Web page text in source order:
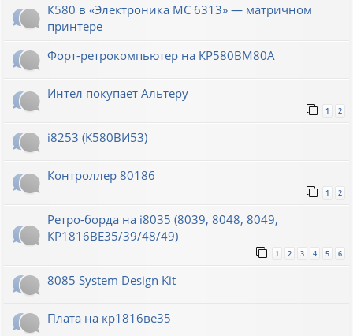
К580 в «Электроника МС 6313» — матричном
принтере
Форт-ретрокомпьютер на КР580ВМ80А
Интел покупает Альтеру
1 2
i8253 (K580ВИ53)
Контроллер 80186
1 2
Ретро-борда на i8035 (8039, 8048, 8049,
КР1816ВЕ35/39/48/49)
1 2 3 4 5 6
8085 System Design Kit
Плата на кр1816ве35